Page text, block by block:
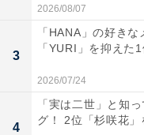
1位：北川景子
2026/08/07
3
「HANA」の好き
「YURI」を抑えた
2026/07/24
4
「実は二世」と知
グ！ 2位「杉咲花」